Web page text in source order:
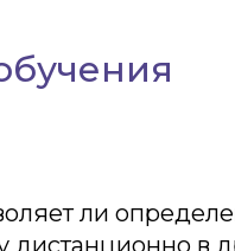
ли
дистанционно в